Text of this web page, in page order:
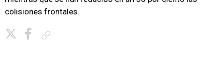
colisiones frontales.